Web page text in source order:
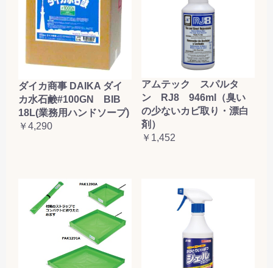
ダイカ商事 DAIKA ダイ
カ水石鹸#100GN BIB
18L(業務用ハンドソープ)
￥4,290
アムテック スパルタ
ン RJ8 946ml（臭い
の少ないカビ取り・漂白
剤）
￥1,452